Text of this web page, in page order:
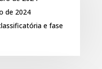
de 2024
e fase